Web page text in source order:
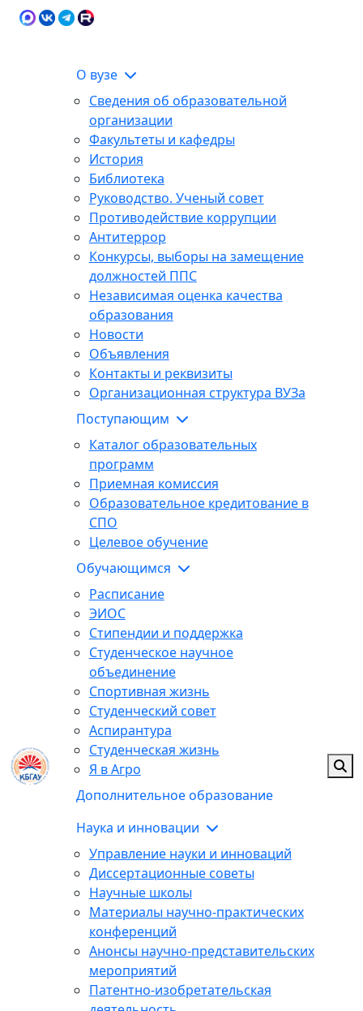
О вузе
Сведения об образовательной
организации
Факультеты и кафедры
История
Библиотека
Руководство. Ученый совет
Противодействие коррупции
Антитеррор
Конкурсы, выборы на замещение
должностей ППС
Независимая оценка качества
образования
Новости
Объявления
Контакты и реквизиты
Организационная структура ВУЗа
Поступающим
Каталог образовательных
программ
Приемная комиссия
Образовательное кредитование в
СПО
Целевое обучение
Обучающимся
Расписание
ЭИОС
Стипендии и поддержка
Студенческое научное
объединение
Спортивная жизнь
Студенческий совет
Аспирантура
Студенческая жизнь
Я в Агро
Дополнительное образование
Наука и инновации
Управление науки и инноваций
Диссертационные советы
Научные школы
Материалы научно-практических
конференций
Анонсы научно-представительских
мероприятий
Патентно-изобретательская